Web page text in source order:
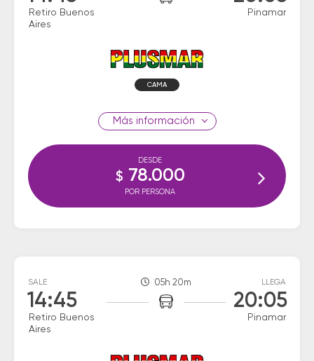
Retiro Buenos
Aires
Pinamar
CAMA
información
DESDE
$ 78.000
POR PERSONA
SALE
14:45
Retiro Buenos
Aires
05h 20m LLEGA
20:05
Pinamar